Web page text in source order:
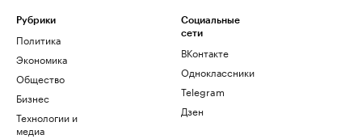
Рубрики
Политика
Экономика
Общество
Бизнес
Технологии и
медиа
Социальные
сети
ВКонтакте
Одноклассники
Telegram
Дзен